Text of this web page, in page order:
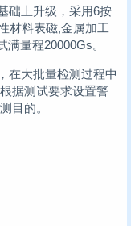
础上升级，采用6按
材料表磁,金属加工
量程20000Gs。
在大批量检测过程中
据测试要求设置警
目的。